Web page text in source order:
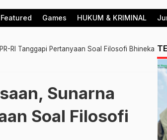
Featured Games HUKUM & KRIMINAL
RI Tanggapi Pertanyaan Soal Filosofi Bhineka
Sunarna
Soal Filosofi